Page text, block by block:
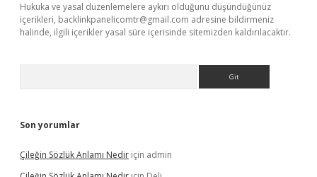
Hukuka ve yasal düzenlemelere aykırı olduğunu düşündüğünüz
içerikleri, backlinkpanelicomtr@gmail.com adresine bildirmeniz
halinde, ilgili içerikler yasal süre içerisinde sitemizden kaldırılacaktır.
Son yorumlar
Çileğin Sözlük Anlamı Nedir için admin